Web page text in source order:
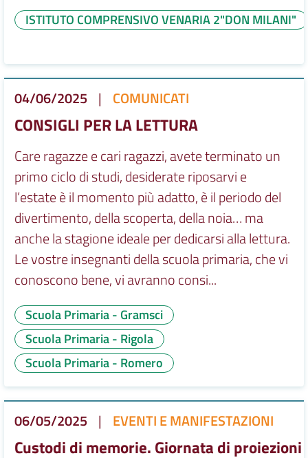
ISTITUTO COMPRENSIVO VENARIA 2"DON MILANI"
04/06/2025 | COMUNICATI
CONSIGLI PER LA LETTURA
Care ragazze e cari ragazzi, avete terminato un
primo ciclo di studi, desiderate riposarvi e
l’estate è il momento più adatto, è il periodo del
divertimento, della scoperta, della noia… ma
anche la stagione ideale per dedicarsi alla lettura.
Le vostre insegnanti della scuola primaria, che vi
conoscono bene, vi avranno consi...
Scuola Primaria - Gramsci
Scuola Primaria - Rigola
Scuola Primaria - Romero
06/05/2025 | EVENTI E MANIFESTAZIONI
Custodi di memorie. Giornata di proiezioni